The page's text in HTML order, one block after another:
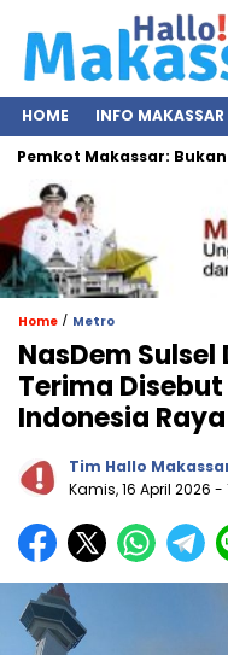
HOME INFO MAKASSAR
Makassar: Bukan
Home / Metro
NasDem
Terima Disebut
Indonesia Raya
Tim Hallo
Kamis, 16 April 2026 -